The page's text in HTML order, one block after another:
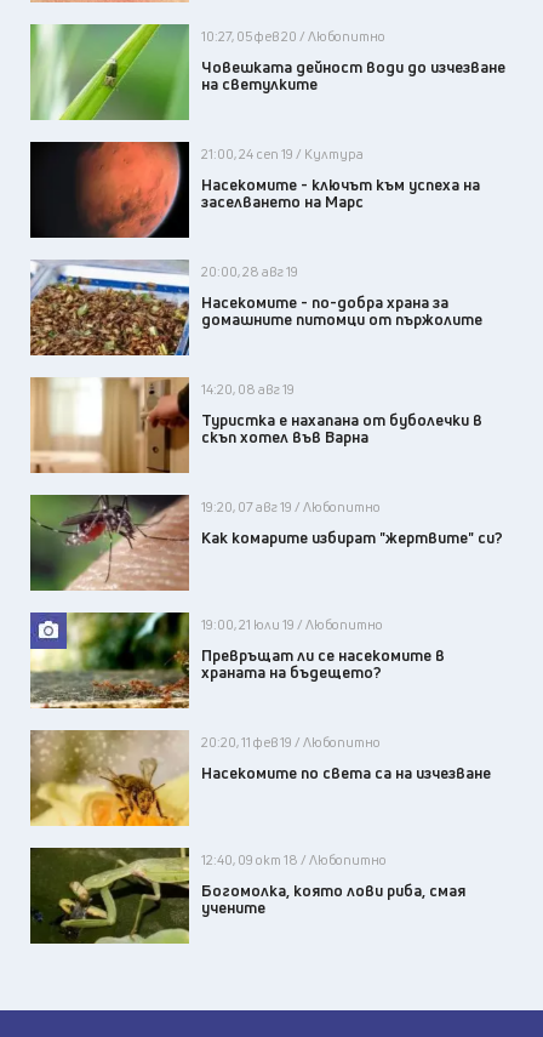
10:27, 05 фев 20 / Любопитно
Човешката дейност води до изчезване
на светулките
21:00, 24 сеп 19 / Култура
Насекомите - ключът към успеха на
заселването на Марс
20:00, 28 авг 19
Насекомите - по-добра храна за
домашните питомци от пържолите
14:20, 08 авг 19
Туристка е нахапана от буболечки в
скъп хотел във Варна
19:20, 07 авг 19 / Любопитно
Как комарите избират "жертвите" си?
19:00, 21 юли 19 / Любопитно
Превръщат ли се насекомите в
храната на бъдещето?
20:20, 11 фев 19 / Любопитно
Насекомите по света са на изчезване
12:40, 09 окт 18 / Любопитно
Богомолка, която лови риба, смая
учените